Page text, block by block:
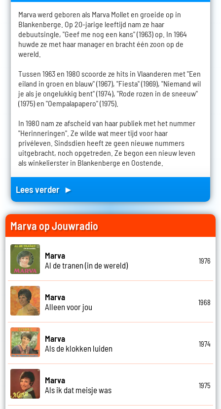
Marva werd geboren als Marva Mollet en groeide op in
Blankenberge. Op 20-jarige leeftijd nam ze haar
debuutsingle, "Geef me nog een kans" (1963) op. In 1964
huwde ze met haar manager en bracht één zoon op de
wereld.
Tussen 1963 en 1980 scoorde ze hits in Vlaanderen met "Een
eiland in groen en blauw" (1967), "Fiesta" (1969), "Niemand wil
je als je ongelukkig bent" (1974), "Rode rozen in de sneeuw"
(1975) en "Oempalapapero" (1975).
In 1980 nam ze afscheid van haar publiek met het nummer
"Herinneringen". Ze wilde wat meer tijd voor haar
privéleven. Sindsdien heeft ze geen nieuwe nummers
uitgebracht, noch opgetreden. Ze begon een nieuw leven
als winkelierster in Blankenberge en Oostende.
Lees verder ►
Marva op Jouwradio
Marva
Al de tranen (in de wereld)
1976
Marva
Alleen voor jou
1968
Marva
Als de klokken luiden
1974
Marva
Als ik dat meisje was
1975